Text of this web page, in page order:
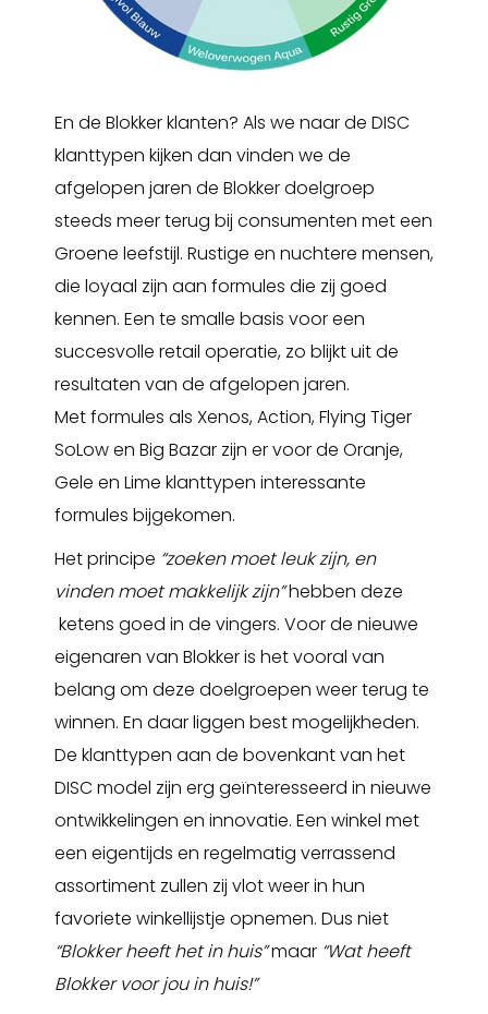
En de Blokker klanten? Als we naar de DISC
klanttypen kijken dan vinden we de
afgelopen jaren de Blokker doelgroep
steeds meer terug bij consumenten met een
Groene leefstijl. Rustige en nuchtere mensen,
die loyaal zijn aan formules die zij goed
kennen. Een te smalle basis voor een
succesvolle retail operatie, zo blijkt uit de
resultaten van de afgelopen jaren.
Met formules als Xenos, Action, Flying Tiger
SoLow en Big Bazar zijn er voor de Oranje,
Gele en Lime klanttypen interessante
formules bijgekomen.
Het principe “zoeken moet leuk zijn, en
vinden moet makkelijk zijn”hebben deze
ketens goed in de vingers. Voor de nieuwe
eigenaren van Blokker is het vooral van
belang om deze doelgroepen weer terug te
winnen. En daar liggen best mogelijkheden.
De klanttypen aan de bovenkant van het
DISC model zijn erg geïnteresseerd in nieuwe
ontwikkelingen en innovatie. Een winkel met
een eigentijds en regelmatig verrassend
assortiment zullen zij vlot weer in hun
favoriete winkellijstje opnemen. Dus niet
“Blokker heeft het in huis”maar “Wat heeft
Blokker voor jou in huis!”